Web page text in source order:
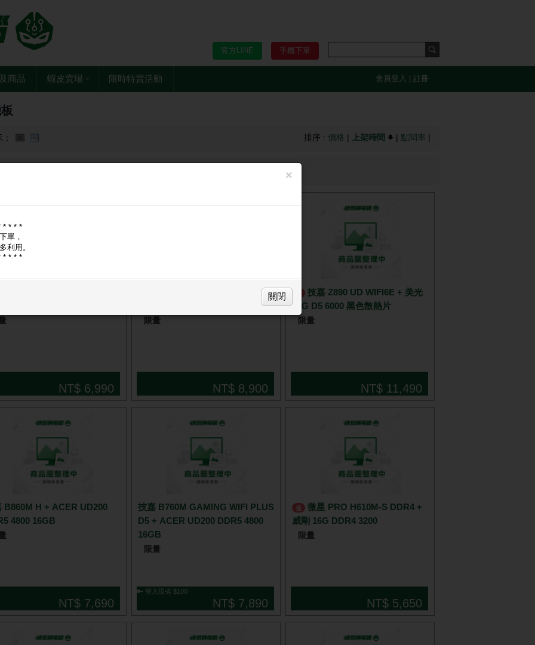
手機下單
官方LINE
商品 蝦皮賣場 限時特賣活動 會員登入 註冊
排序 : 價格 | 上架時間 | 點閱率 |
NT$ 6,990
限量
NT$ 8,900
16G D5 6000 黑色散熱片
限量
NT$ 11,490
B860M H + ACER UD200
4800 16GB
NT$ 7,690
技嘉 B760M GAMING WIFI PLUS
D5 + ACER UD200 DDR5 4800
16GB
限量
🔑 登入現省 $100
NT$ 7,890
促
威剛 16G DDR4 3200
限量
NT$ 5,650
×
* * * *
單，
利用。
* * * *
關閉